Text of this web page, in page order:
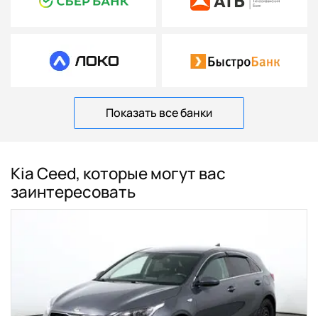
Показать все банки
Kia Ceed, которые могут вас
заинтересовать